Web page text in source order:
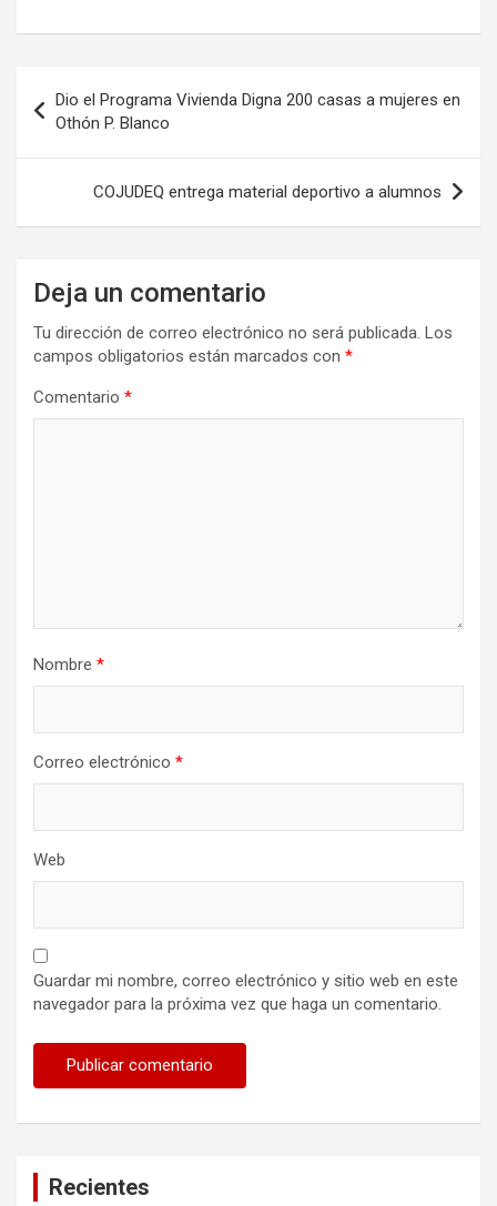
de
entradas
Dio el Programa Vivienda Digna 200 casas a mujeres en
Othón P. Blanco
COJUDEQ entrega material deportivo a alumnos
Deja un comentario
Tu dirección de correo electrónico no será publicada. Los
campos obligatorios están marcados con *
Comentario *
Nombre *
Correo electrónico *
Web
Guardar mi nombre, correo electrónico y sitio web en este
navegador para la próxima vez que haga un comentario.
Recientes